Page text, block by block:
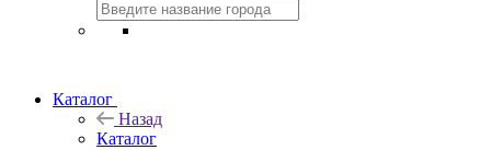
Каталог
Назад
Каталог